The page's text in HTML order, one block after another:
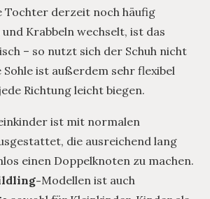
Tochter derzeit noch häufig
Krabbeln wechselt, ist das
– so nutzt sich der Schuh nicht
Sohle ist außerdem sehr flexibel
Richtung leicht biegen.
ist mit normalen
die ausreichend lang
einen Doppelknoten zu machen.
Modellen ist auch